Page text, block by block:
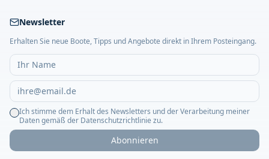
Newsletter
Erhalten Sie neue Boote, Tipps und Angebote direkt in Ihrem Posteingang.
Ich stimme dem Erhalt des Newsletters und der Verarbeitung meiner
Daten gemäß der Datenschutzrichtlinie zu.
Abonnieren